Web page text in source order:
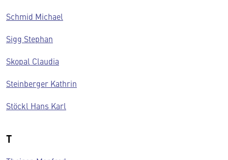
Schmid Michael
Sigg Stephan
Skopal Claudia
Steinberger Kathrin
Stöckl Hans Karl
T